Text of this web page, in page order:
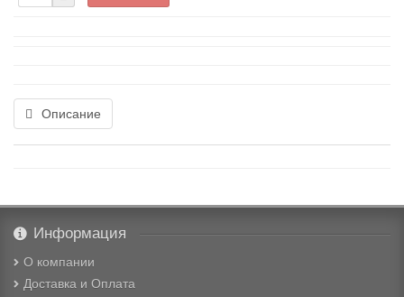
Описание
Информация
О компании
Доставка и Оплата